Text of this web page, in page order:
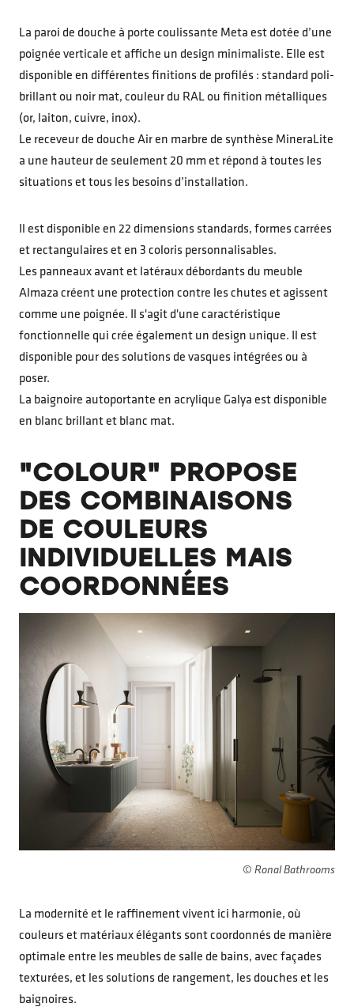
La paroi de douche à porte coulissante Meta est dotée d’une
poignée verticale et affiche un design minimaliste. Elle est
disponible en différentes finitions de profilés : standard poli-
brillant ou noir mat, couleur du RAL ou finition métalliques
(or, laiton, cuivre, inox).
Le receveur de douche Air en marbre de synthèse MineraLite
a une hauteur de seulement 20 mm et répond à toutes les
situations et tous les besoins d’installation.
Il est disponible en 22 dimensions standards, formes carrées
et rectangulaires et en 3 coloris personnalisables.
Les panneaux avant et latéraux débordants du meuble
Almaza créent une protection contre les chutes et agissent
comme une poignée. Il s'agit d'une caractéristique
fonctionnelle qui crée également un design unique. Il est
disponible pour des solutions de vasques intégrées ou à
poser.
La baignoire autoportante en acrylique Galya est disponible
en blanc brillant et blanc mat.
"COLOUR" PROPOSE
DES COMBINAISONS
DE COULEURS
INDIVIDUELLES MAIS
COORDONNÉES
© Ronal Bathrooms
La modernité et le raffinement vivent ici harmonie, où
couleurs et matériaux élégants sont coordonnés de manière
optimale entre les meubles de salle de bains, avec façades
texturées, et les solutions de rangement, les douches et les
baignoires.